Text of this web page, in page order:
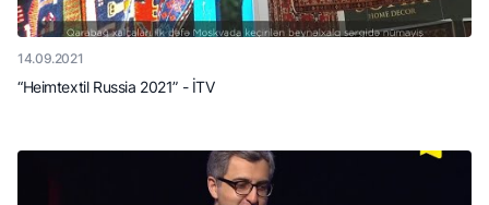
14.09.2021
“Heimtextil Russia 2021” - İTV